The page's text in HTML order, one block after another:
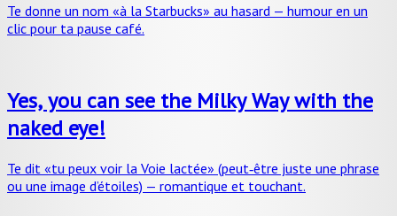
Te donne un nom «à la Starbucks» au hasard — humour en un
clic pour ta pause café.
Yes, you can see the Milky Way with the
naked eye!
Te dit «tu peux voir la Voie lactée» (peut‑être juste une phrase
ou une image d’étoiles) — romantique et touchant.